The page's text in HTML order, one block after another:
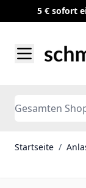
5 € sofort
Search
Startseite /